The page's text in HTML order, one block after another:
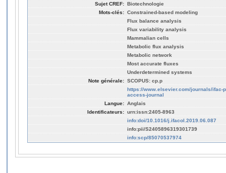
Sujet CREF: Biotechnologie
Mots-clés: Constrained-based modeling
Flux balance analysis
Flux variability analysis
Mammalian cells
Metabolic flux analysis
Metabolic network
Most accurate fluxes
Underdetermined systems
Note générale: SCOPUS: cp.p
https://www.elsevier.com/journals/ifac-
access-journal
Langue: Anglais
Identificateurs: urn:issn:2405-8963
info:doi/10.1016/j.ifacol.2019.06.087
info:pii/S2405896319301739
info:scp/85070537974